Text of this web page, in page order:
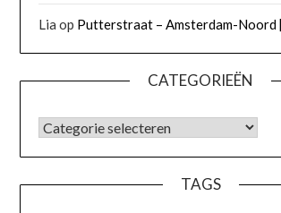
Lia op Putterstraat – Amsterdam-Noord
CATEGORIEËN
TAGS